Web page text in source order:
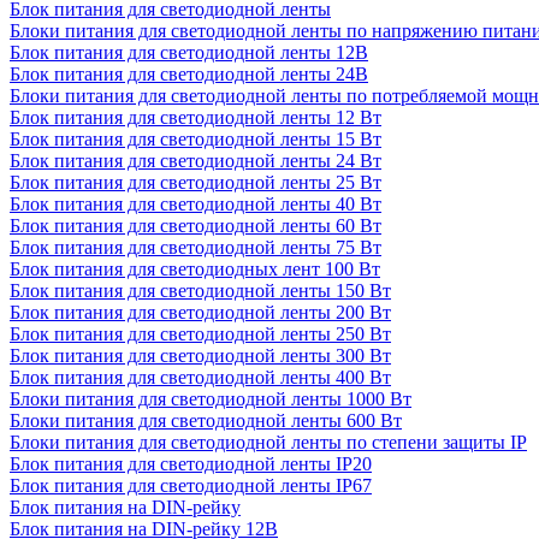
Блок питания для светодиодной ленты
Блоки питания для светодиодной ленты по напряжению
Блок питания для светодиодной ленты 12В
Блок питания для светодиодной ленты 24В
Блоки питания для светодиодной ленты по потребляемой
Блок питания для светодиодной ленты 12 Вт
Блок питания для светодиодной ленты 15 Вт
Блок питания для светодиодной ленты 24 Вт
Блок питания для светодиодной ленты 25 Вт
Блок питания для светодиодной ленты 40 Вт
Блок питания для светодиодной ленты 60 Вт
Блок питания для светодиодной ленты 75 Вт
Блок питания для светодиодных лент 100 Вт
Блок питания для светодиодной ленты 150 Вт
Блок питания для светодиодной ленты 200 Вт
Блок питания для светодиодной ленты 250 Вт
Блок питания для светодиодной ленты 300 Вт
Блок питания для светодиодной ленты 400 Вт
Блоки питания для светодиодной ленты 1000 Вт
Блоки питания для светодиодной ленты 600 Вт
Блоки питания для светодиодной ленты по степени защиты IP
Блок питания для светодиодной ленты IP20
Блок питания для светодиодной ленты IP67
Блок питания на DIN-рейку
Блок питания на DIN-рейку 12В